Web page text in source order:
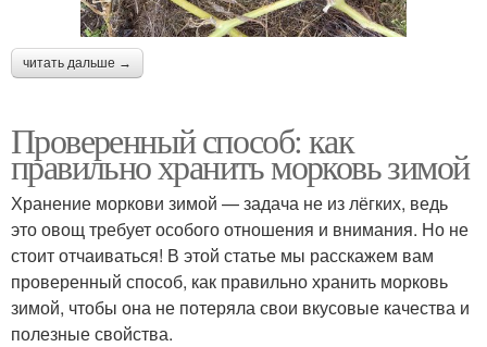
читать дальше →
Проверенный способ: как
правильно хранить морковь зимой
Хранение моркови зимой — задача не из лёгких, ведь
это овощ требует особого отношения и внимания. Но не
стоит отчаиваться! В этой статье мы расскажем вам
проверенный способ, как правильно хранить морковь
зимой, чтобы она не потеряла свои вкусовые качества и
полезные свойства.